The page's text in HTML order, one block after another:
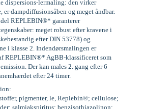
dispersions-lermaling: den virker
er dampdiffusionsåben og meget åndbar.
REPLEBIN®* garanterer
meget robust efter kravene i
efter DIN 53778) og
i klasse 2. Indendørsmalingen er
REPLEBIN®* AgBB-klassificeret som
Der kan males 2. gang efter 6
efter 24 timer.
pigmenter, le, Replebin®; cellulose;
salmiakspiritus; benzisothiazolinon;